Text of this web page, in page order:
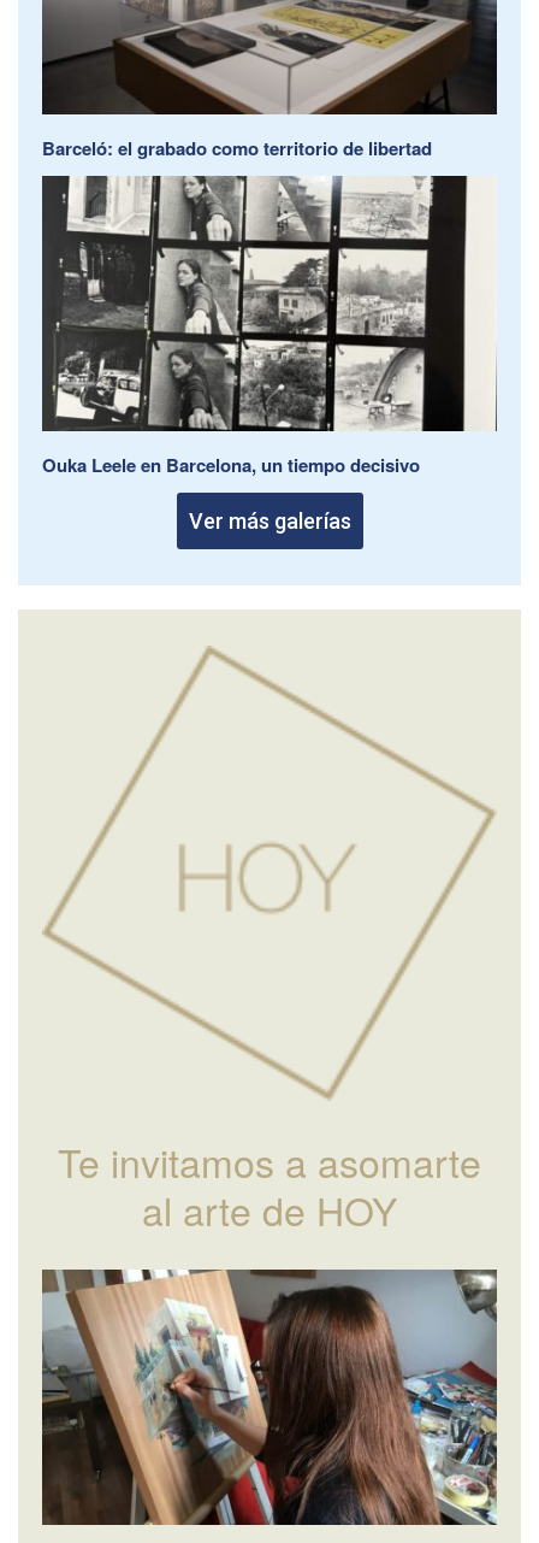
Barceló: el grabado como territorio de libertad
Ouka Leele en Barcelona, un tiempo decisivo
Ver más galerías
Te invitamos a asomarte
al arte de HOY